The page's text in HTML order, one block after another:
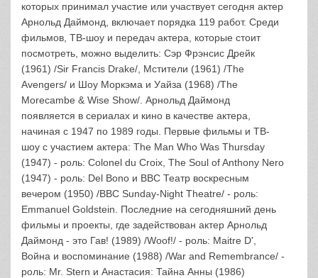
которых принимал участие или участвует сегодня актер
Арнольд Даймонд, включает порядка 119 работ. Среди
фильмов, ТВ-шоу и передач актера, которые стоит
посмотреть, можно выделить: Сэр Фрэнсис Дрейк
(1961) /Sir Francis Drake/, Мстители (1961) /The
Avengers/ и Шоу Моркэма и Уайза (1968) /The
Morecambe & Wise Show/. Арнольд Даймонд
появляется в сериалах и кино в качестве актера,
начиная с 1947 по 1989 годы. Первые фильмы и ТВ-
шоу с участием актера: The Man Who Was Thursday
(1947) - роль: Colonel du Croix, The Soul of Anthony Nero
(1947) - роль: Del Bono и BBC Театр воскресным
вечером (1950) /BBC Sunday-Night Theatre/ - роль:
Emmanuel Goldstein. Последние на сегодняшний день
фильмы и проекты, где задействован актер Арнольд
Даймонд - это Гав! (1989) /Woof!/ - роль: Maitre D',
Война и воспоминание (1988) /War and Remembrance/ -
роль: Mr. Stern и Анастасия: Тайна Анны (1986)